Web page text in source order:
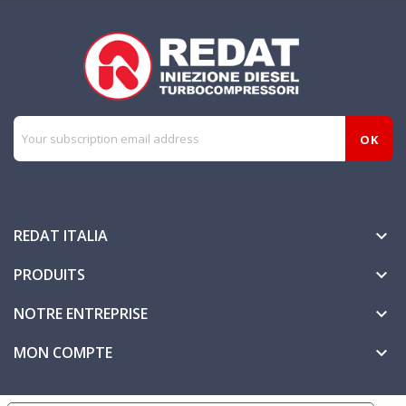
REDAT ITALIA 
PRODUITS 
NOTRE ENTREPRISE 
MON COMPTE 